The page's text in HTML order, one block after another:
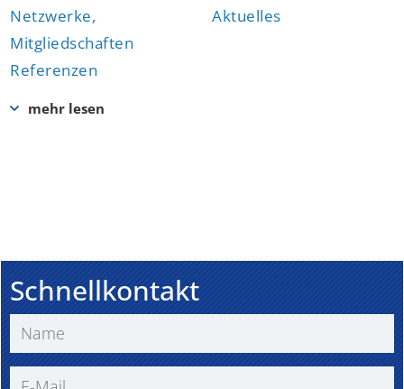
Netzwerke,
Mitgliedschaften
Referenzen
Aktuelles
Schnellkontakt